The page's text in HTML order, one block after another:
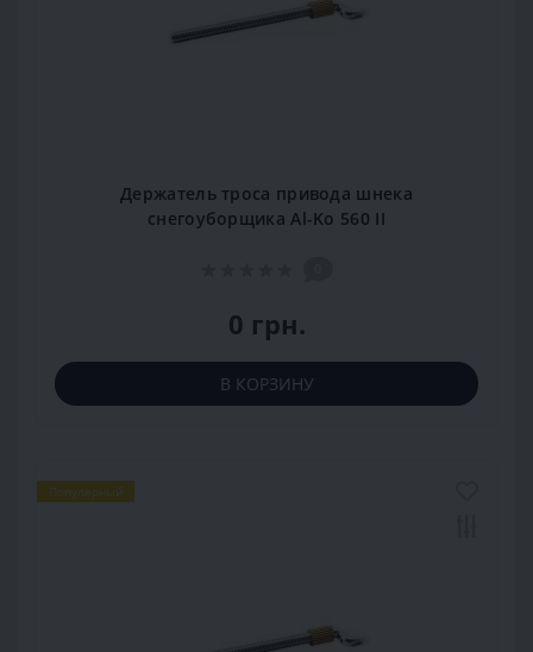
Держатель троса привода шнека
снегоуборщика Al-Ko 560 II
0 грн.
В КОРЗИНУ
Популярный